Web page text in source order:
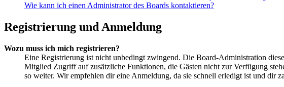
Wie kann ich einen Administrator des Boards kontaktieren?
Registrierung und Anmeldung
Wozu muss ich mich registrieren?
Eine Registrierung ist nicht unbedingt zwingend. Die Board-Administration
Mitglied Zugriff auf zusätzliche Funktionen, die Gästen nicht zur Verfügung
so weiter. Wir empfehlen dir eine Anmeldung, da sie schnell erledigt ist und dir